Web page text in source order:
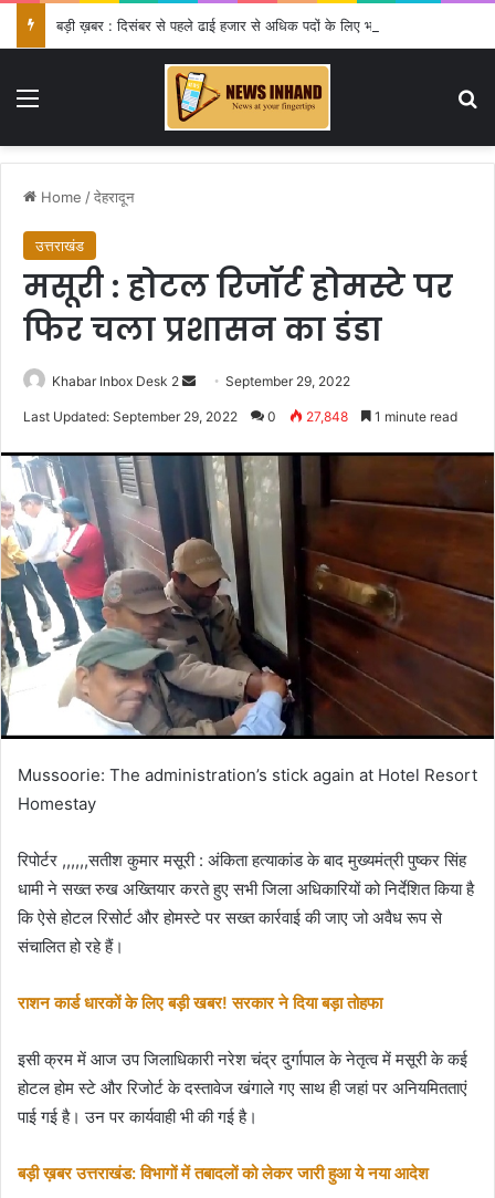
बड़ी ख़बर : दिसंबर से पहले ढाई हजार से अधिक पदों के लिए भरे जाएंगे फार्म
Menu
Home /देहरादून
उत्तराखंड
मसूरी : होटल रिजॉर्ट होमस्टे पर
फिर चला प्रशासन का डंडा
Khabar Inbox Desk 2
SendSeptember 29, 2022
Last Updated: September 29, 2022 0 27,848 1 minute read
Mussoorie: The administration’s stick again at Hotel Resort
Homestay
रिपोर्टर ,,,,,,सतीश कुमार मसूरी : अंकिता हत्याकांड के बाद मुख्यमंत्री पुष्कर सिंह
धामी ने सख्त रुख अख्तियार करते हुए सभी जिला अधिकारियों को निर्देशित किया है
कि ऐसे होटल रिसोर्ट और होमस्टे पर सख्त कार्रवाई की जाए जो अवैध रूप से
संचालित हो रहे हैं।
राशन कार्ड धारकों के लिए बड़ी खबर! सरकार ने दिया बड़ा तोहफा
इसी क्रम में आज उप जिलाधिकारी नरेश चंद्र दुर्गापाल के नेतृत्व में मसूरी के कई
होटल होम स्टे और रिजोर्ट के दस्तावेज खंगाले गए साथ ही जहां पर अनियमितताएं
पाई गई है। उन पर कार्यवाही भी की गई है।
बड़ी ख़बर उत्तराखंड: विभागों में तबादलों को लेकर जारी हुआ ये नया आदेश